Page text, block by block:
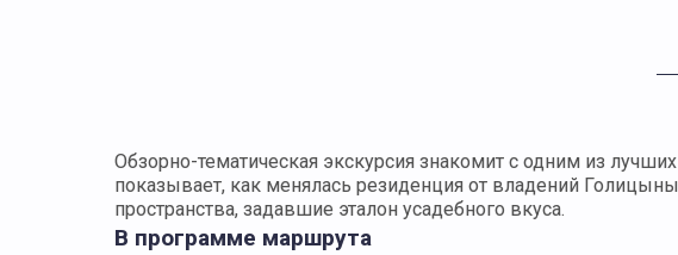
Обзорно-тематическая экскурсия знакомит с одним из
показывает, как менялась резиденция от владений
пространства, задавшие эталон усадебного вкуса.
В программе маршрута